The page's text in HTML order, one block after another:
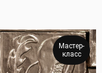
Мастер-
класс